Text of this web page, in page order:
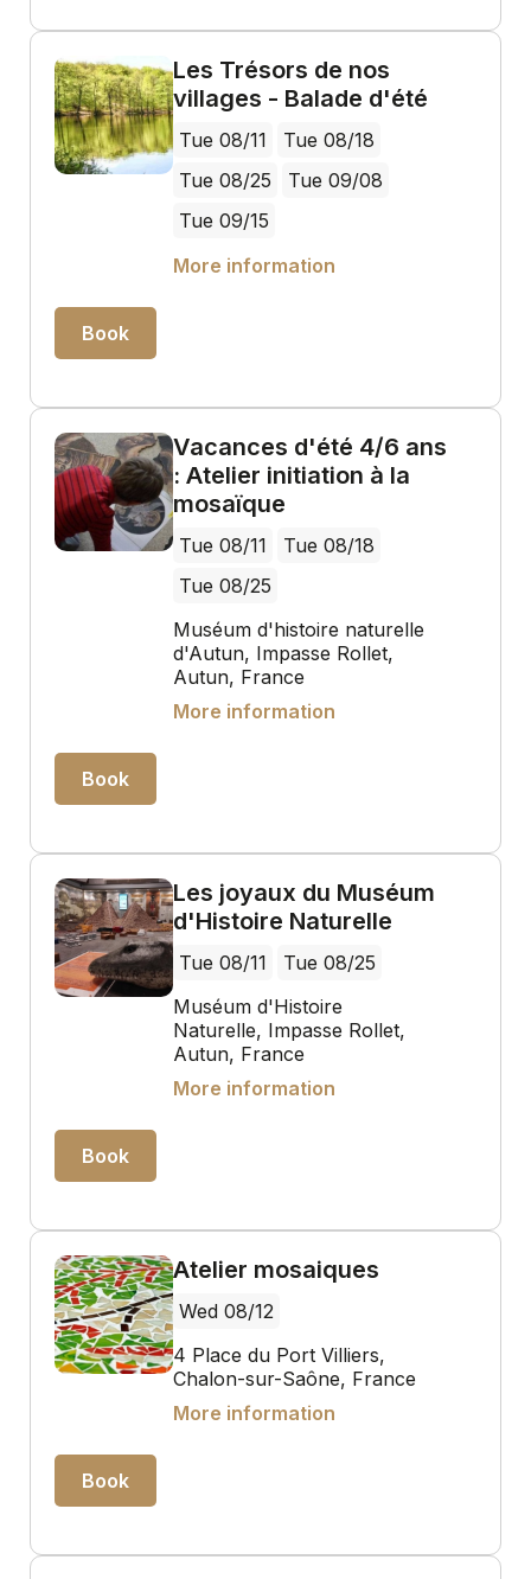
Les Trésors de nos
villages - Balade d'été
Tue 08/11
Tue 08/18
Tue 08/25
Tue 09/08
Tue 09/15
More information
Book
Vacances d'été 4/6 ans
: Atelier initiation à la
mosaïque
Tue 08/11
Tue 08/18
Tue 08/25
Muséum d'histoire naturelle
d'Autun, Impasse Rollet,
Autun, France
More information
Book
Les joyaux du Muséum
d'Histoire Naturelle
Tue 08/11
Tue 08/25
Muséum d'Histoire
Naturelle, Impasse Rollet,
Autun, France
More information
Book
Atelier mosaiques
Wed 08/12
4 Place du Port Villiers,
Chalon-sur-Saône, France
More information
Book